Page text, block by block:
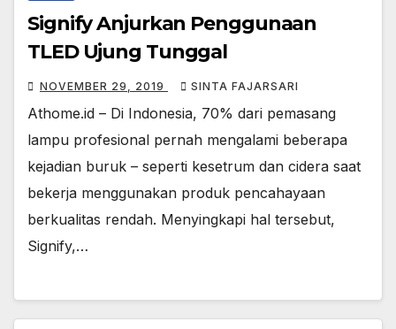
Signify Anjurkan Penggunaan
TLED Ujung Tunggal
NOVEMBER 29, 2019 SINTA FAJARSARI
Athome.id – Di Indonesia, 70% dari pemasang
lampu profesional pernah mengalami beberapa
kejadian buruk – seperti kesetrum dan cidera saat
bekerja menggunakan produk pencahayaan
berkualitas rendah. Menyingkapi hal tersebut,
Signify,…